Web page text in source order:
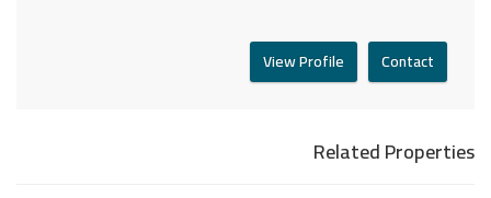
Contact
View Profile
Related Properties